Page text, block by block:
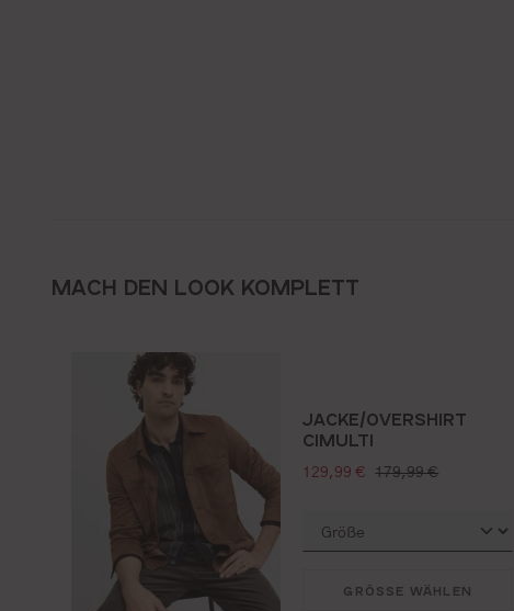
MACH DEN LOOK KOMPLETT
JACKE/OVERSHIRT
CIMULTI
verkaufspreis:
129,99 € regulärer preis:
179,99 €
GRÖSSE WÄHLEN